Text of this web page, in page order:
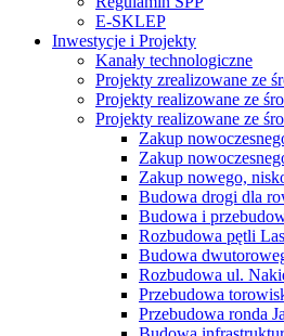
E-SKLEP
Inwestycje i Projekty
Kanały technologiczne
Projekty zrealizowane ze
Projekty realizowane ze
Projekty realizowane ze
Zakup
Zakup
Zakup nowego,
Budowa drogi dla
Budowa i
Rozbudowa pętli
Budowa
Rozbudowa ul.
Przebudowa
Przebudowa ronda